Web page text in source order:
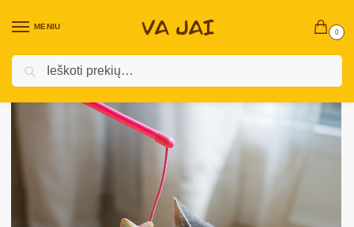
MENIU
0
Pradžia / Prekės augintiniams